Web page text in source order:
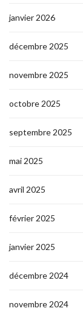
janvier 2026
décembre 2025
novembre 2025
octobre 2025
septembre 2025
mai 2025
avril 2025
février 2025
janvier 2025
décembre 2024
novembre 2024